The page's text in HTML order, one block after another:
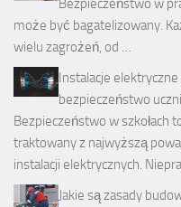
może być bagatelizowany.
wielu zagrożeń, od …
Instalacje
bezpieczeństwo
Bezpieczeństwo w szkołach
traktowany z najwyższą
instalacji elektrycznych.
Jakie są zasady